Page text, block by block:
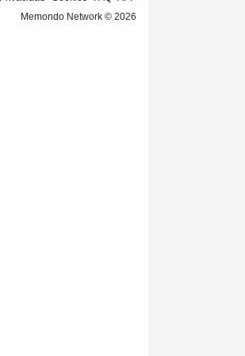
Memondo Network © 2026